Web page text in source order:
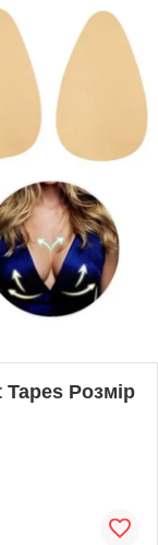
Tapes Розмір